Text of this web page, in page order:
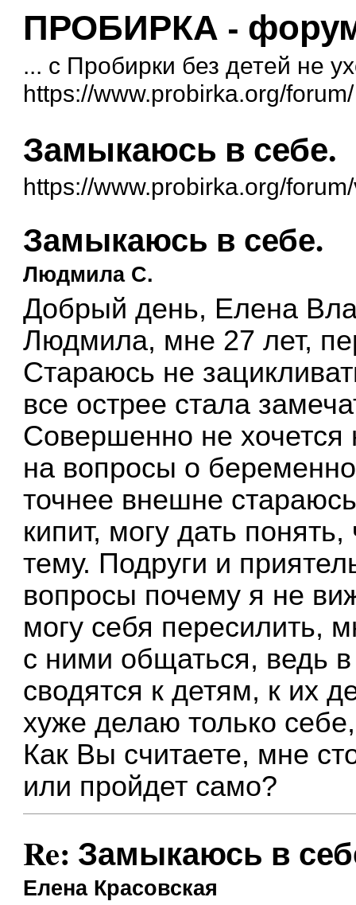
ПРОБИРКА - форум
... с Пробирки без детей не
https://www.probirka.org/forum/
Замыкаюсь в себе.
https://www.probirka.org/
Замыкаюсь в себе.
Людмила С.
Добрый день, Елена
Людмила, мне 27 лет,
Стараюсь не
все острее стала
Совершенно не хочется
на вопросы о
точнее внешне
кипит, могу дать
тему. Подруги и
вопросы почему я не
могу себя пересилить,
с ними общаться, ведь в
сводятся к детям, к их
хуже делаю только
Как Вы считаете, мне
или пройдет само?
Re: Замыкаюсь в
Елена Красовская